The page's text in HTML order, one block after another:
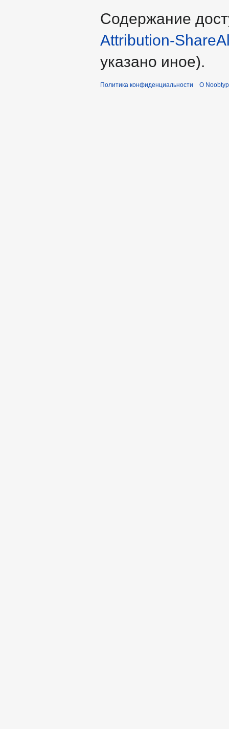
Содержание
Attribution-
указано иное).
Политика конфиденциальности О